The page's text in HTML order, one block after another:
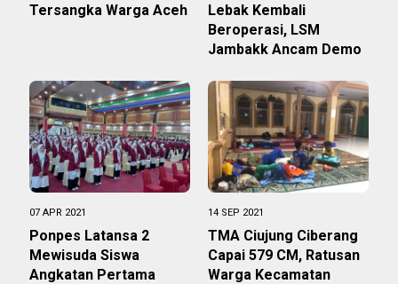
Tersangka Warga Aceh
Lebak Kembali
Beroperasi, LSM
Jambakk Ancam Demo
07 APR 2021
Ponpes Latansa 2
Mewisuda Siswa
Angkatan Pertama
14 SEP 2021
TMA Ciujung Ciberang
Capai 579 CM, Ratusan
Warga Kecamatan